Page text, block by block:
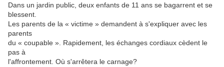
Dans un jardin public, deux enfants de 11 ans se bagarrent et se
blessent.
Les parents de la « victime » demandent à s'expliquer avec les
parents
du « coupable ». Rapidement, les échanges cordiaux cèdent le
pas à
l'affrontement. Où s'arrêtera le carnage?